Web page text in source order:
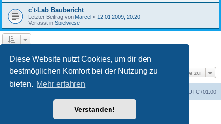
Diese Website nutzt Cookies, um dir den
bestmöglichen Komfort bei der Nutzung zu
bieten. Mehr erfahren
Verstanden!
c`t-Lab Baubericht
Letzter Beitrag von Marcel « 12.01.2009, 20:20
Verfasst in Spielwiese
Gehe zu
UTC+01:00
Powered byphpBB® Forum Software © phpBB Limited
phpBB.de